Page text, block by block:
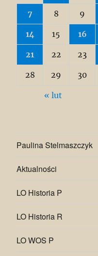
7 8 9
14 15 16
21 22 23
28 29 30
« lut
Paulina Stelmaszczyk
Aktualności
LO Historia P
LO Historia R
LO WOS P